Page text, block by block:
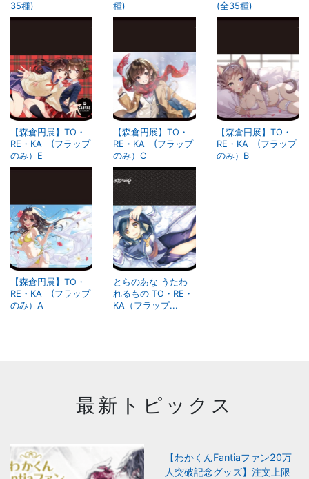
35種) 種) (全35種)
【森倉円展】TO・
RE・KA (フラップ
のみ）E
【森倉円展】TO・
RE・KA (フラップ
のみ）C
【森倉円展】TO・
RE・KA (フラップ
のみ）B
【森倉円展】TO・
RE・KA (フラップ
のみ）A
とらのあな うたわ
れるもの TO・RE・
KA（フラップ...
最新トピックス
【わかくんFantiaファン20万
人突破記念グッズ】注文上限